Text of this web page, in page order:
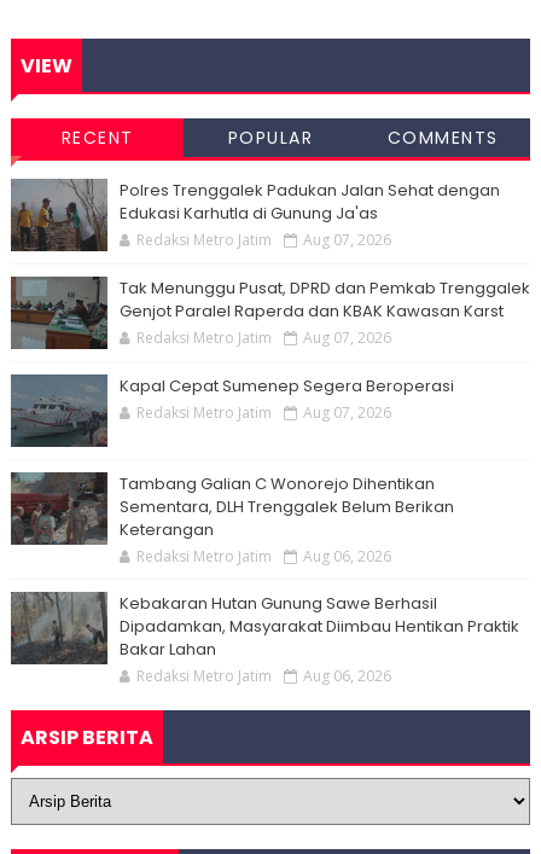
VIEW
RECENT POPULAR COMMENTS
Polres Trenggalek Padukan Jalan Sehat dengan
Edukasi Karhutla di Gunung Ja'as
Redaksi Metro Jatim Aug 07, 2026
Tak Menunggu Pusat, DPRD dan Pemkab Trenggalek
Genjot Paralel Raperda dan KBAK Kawasan Karst
Redaksi Metro Jatim Aug 07, 2026
Kapal Cepat Sumenep Segera Beroperasi
Redaksi Metro Jatim Aug 07, 2026
Tambang Galian C Wonorejo Dihentikan
Sementara, DLH Trenggalek Belum Berikan
Keterangan
Redaksi Metro Jatim Aug 06, 2026
Kebakaran Hutan Gunung Sawe Berhasil
Dipadamkan, Masyarakat Diimbau Hentikan Praktik
Bakar Lahan
Redaksi Metro Jatim Aug 06, 2026
ARSIP BERITA